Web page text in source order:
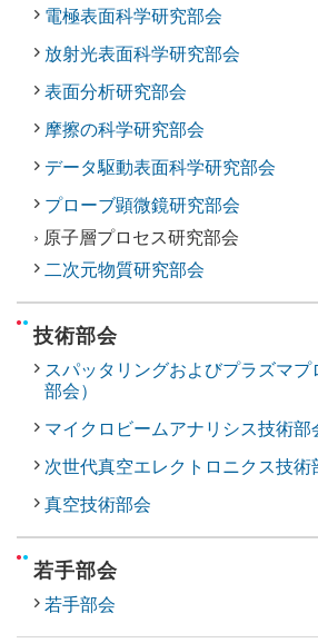
電極表面科学研究部会
放射光表面科学研究部会
表面分析研究部会
摩擦の科学研究部会
データ駆動表面科学研究部会
プローブ顕微鏡研究部会
› 原子層プロセス研究部会
二次元物質研究部会
技術部会
スパッタリングおよびプラズマ
部会）
マイクロビームアナリシス技術部
次世代真空エレクトロニクス技術
真空技術部会
若手部会
若手部会